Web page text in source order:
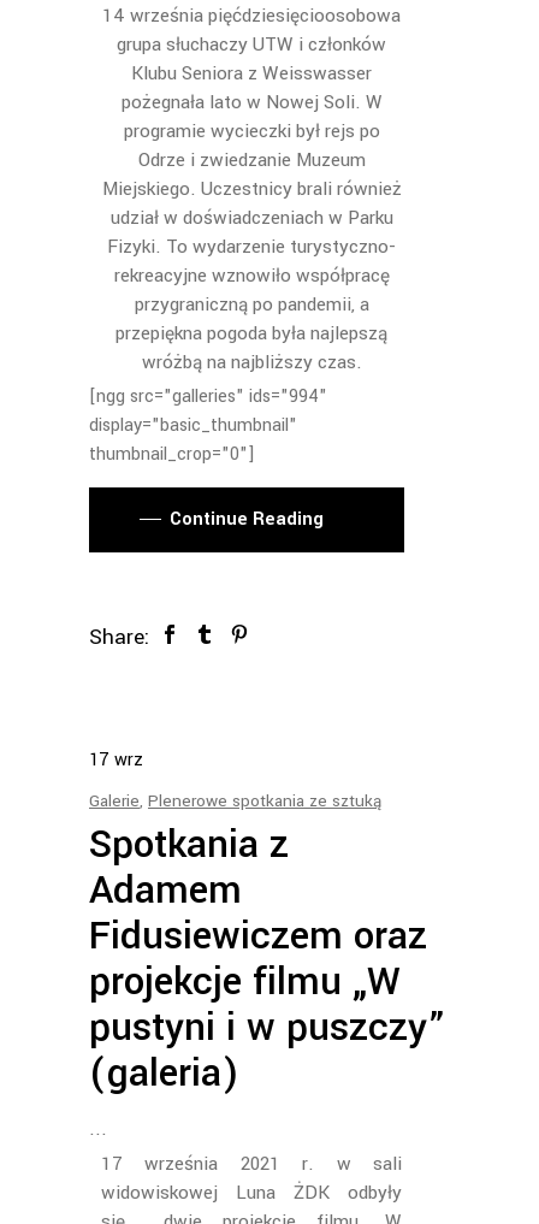
14 września pięćdziesięcioosobowa
grupa słuchaczy UTW i członków
Klubu Seniora z Weisswasser
pożegnała lato w Nowej Soli. W
programie wycieczki był rejs po
Odrze i zwiedzanie Muzeum
Miejskiego. Uczestnicy brali również
udział w doświadczeniach w Parku
Fizyki. To wydarzenie turystyczno-
rekreacyjne wznowiło współpracę
przygraniczną po pandemii, a
przepiękna pogoda była najlepszą
wróżbą na najbliższy czas.
[ngg src="galleries" ids="994"
display="basic_thumbnail"
thumbnail_crop="0"]
Continue Reading
Share:
17 wrz
Galerie, Plenerowe spotkania ze sztuką
Spotkania z
Adamem
Fidusiewiczem oraz
projekcje filmu „W
pustyni i w puszczy”
(galeria)
17 września 2021 r. w sali
widowiskowej Luna ŻDK odbyły